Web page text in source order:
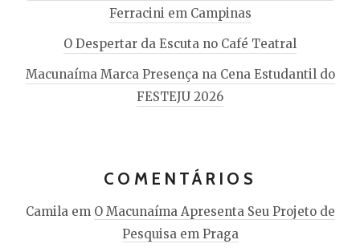
Ferracini em Campinas
O Despertar da Escuta no Café Teatral
Macunaíma Marca Presença na Cena Estudantil do
FESTEJU 2026
COMENTÁRIOS
Camila em O Macunaíma Apresenta Seu Projeto de
Pesquisa em Praga